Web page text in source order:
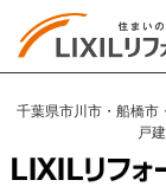
千葉県市川市・船橋市
戸